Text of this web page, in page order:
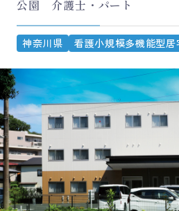
公園 介護士・パート
神奈川県 看護小規模多機能型居